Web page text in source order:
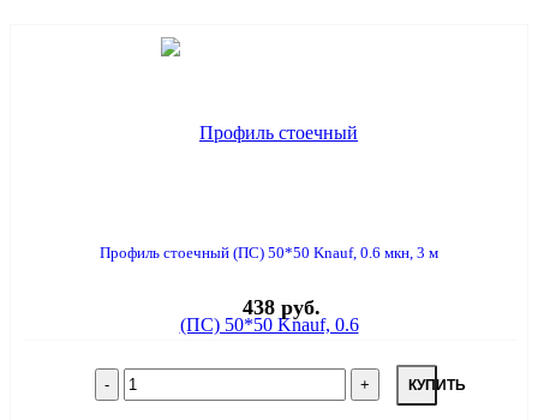
Профиль стоечный (ПС) 50*50 Knauf, 0.6 мкн, 3 м
438 руб.
КУПИТЬ